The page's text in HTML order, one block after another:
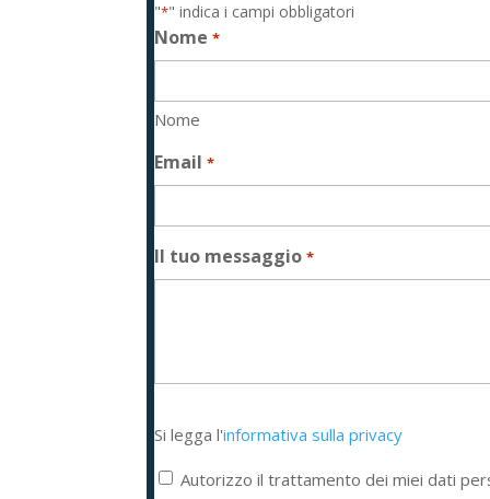
"*" indica i campi obbligatori
Nome *
Nome
Email *
Il tuo messaggio *
legga
l'informativa
Si legga l'informativa sulla privacy
Autorizzo il trattamento dei miei dati